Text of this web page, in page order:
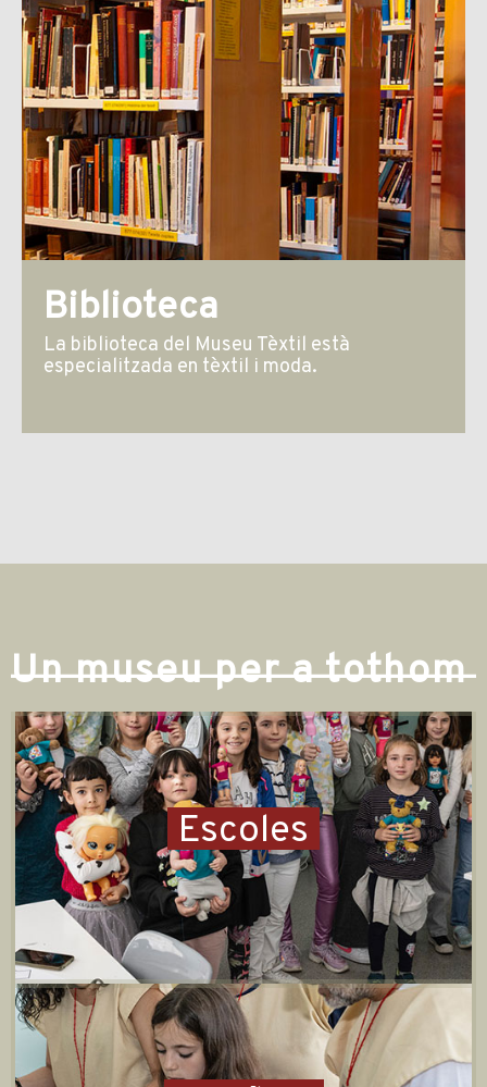
Biblioteca
La biblioteca del Museu Tèxtil està
especialitzada en tèxtil i moda.
Un museu per a tothom
Escoles